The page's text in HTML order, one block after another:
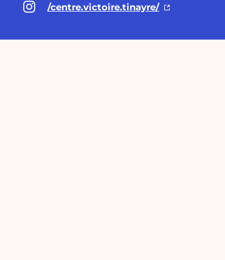
/centre.victoire.tinayre/